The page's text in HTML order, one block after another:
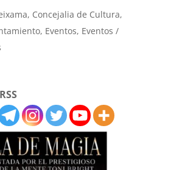
, Concejalia de Cultura,
, Eventos, Eventos /